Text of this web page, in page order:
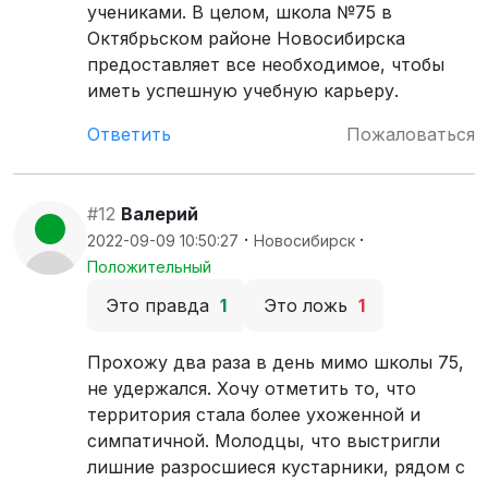
учениками. В целом, школа №75 в
Октябрьском районе Новосибирска
предоставляет все необходимое, чтобы
иметь успешную учебную карьеру.
Ответить
Пожаловаться
#12 Валерий
2022-09-09 10:50:27 · Новосибирск ·
Положительный
Это правда 1 Это ложь 1
Прохожу два раза в день мимо школы 75,
не удержался. Хочу отметить то, что
территория стала более ухоженной и
симпатичной. Молодцы, что выстригли
лишние разросшиеся кустарники, рядом с